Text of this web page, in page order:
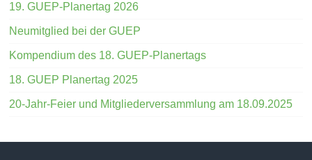
19. GUEP-Planertag 2026
Neumitglied bei der GUEP
Kompendium des 18. GUEP-Planertags
18. GUEP Planertag 2025
20-Jahr-Feier und Mitgliederversammlung am 18.09.2025